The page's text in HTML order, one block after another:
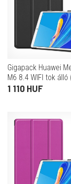
Gigapack Huawei
M6 8.4 WIFI tok álló
oldalra nyíló,
1 110 HUF